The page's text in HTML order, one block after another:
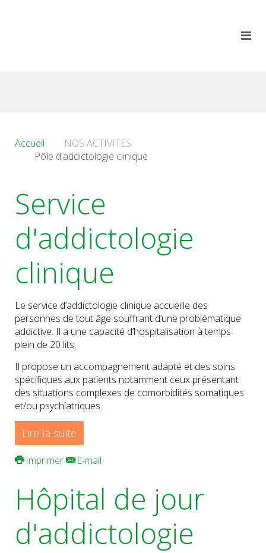
Accueil
NOS ACTIVITES
Pôle d'addictologie clinique
Service
d'addictologie
clinique
Le service d’addictologie clinique accueille des
personnes de tout âge souffrant d’une problématique
addictive. Il a une capacité d’hospitalisation à temps
plein de 20 lits.
Il propose un accompagnement adapté et des soins
spécifiques aux patients notamment ceux présentant
des situations complexes de comorbidités somatiques
et/ou psychiatriques.
Lire la suite
Imprimer E-mail
Hôpital de jour
d'addictologie